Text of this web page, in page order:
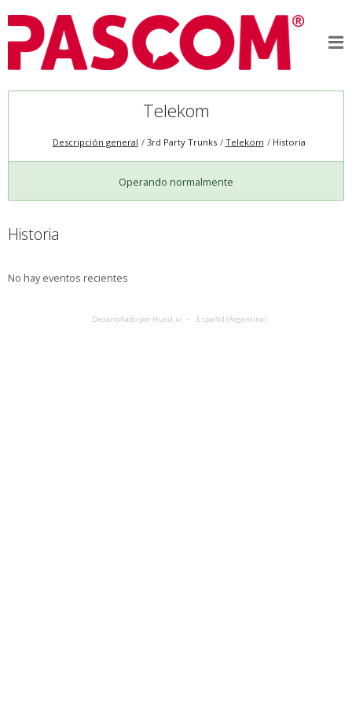
Telekom
Descripción general 3rd Party Trunks Telekom Historia
Operando normalmente
Historia
No hay eventos recientes
Desarrollado por Hund.io Español (Argentina)